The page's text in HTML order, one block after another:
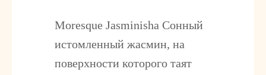
Moresque Jasminisha Сонный
истомленный жасмин, на
поверхности которого таят